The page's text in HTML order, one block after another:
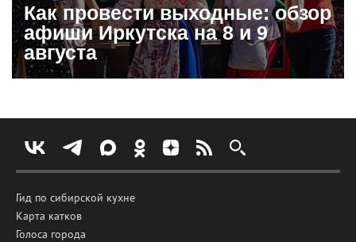
Как провести выходные: обзор
афиши Иркутска на 8 и 9
августа
Гид по сибирской кухне
Карта катков
Голоса города